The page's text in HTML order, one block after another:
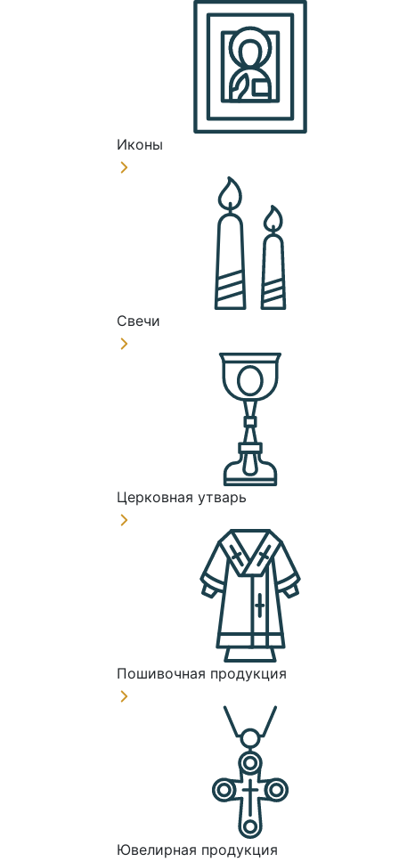
Иконы
Свечи
Церковная утварь
Пошивочная продукция
Ювелирная продукция